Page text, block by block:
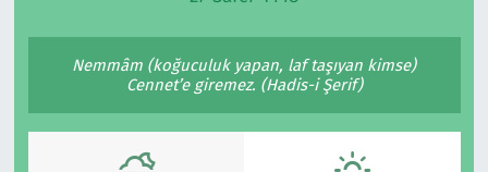
Nemmâm (koğuculuk yapan, laf taşıyan kimse)
Cennet’e giremez. (Hadis-i Şerif)
Ekonomi
Foto Galeri
Gündem
Kırklareli